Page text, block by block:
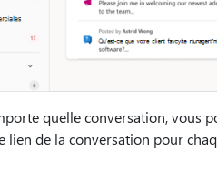
quelle conversation, vous
lien de la conversation pour